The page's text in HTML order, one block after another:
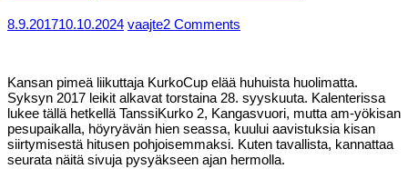
8.9.201710.10.2024 vaajte2 Comments
Kansan pimeä liikuttaja KurkoCup elää huhuista huolimatta.
Syksyn 2017 leikit alkavat torstaina 28. syyskuuta. Kalenterissa
lukee tällä hetkellä TanssiKurko 2, Kangasvuori, mutta am-yökisan
pesupaikalla, höyryävän hien seassa, kuului aavistuksia kisan
siirtymisestä hitusen pohjoisemmaksi. Kuten tavallista, kannattaa
seurata näitä sivuja pysyäkseen ajan hermolla.